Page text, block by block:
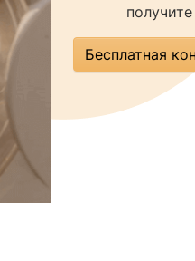
Бесплатная